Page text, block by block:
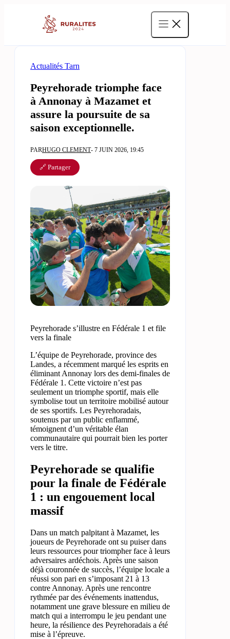
Actualités Tarn
Peyrehorade triomphe face
à Annonay à Mazamet et
assure la poursuite de sa
saison exceptionnelle.
PARHUGO CLEMENT- 7 JUIN 2026, 19:45
🔗 Partager
Peyrehorade s’illustre en Fédérale 1 et file
vers la finale
L’équipe de Peyrehorade, province des
Landes, a récemment marqué les esprits en
éliminant Annonay lors des demi-finales de
Fédérale 1. Cette victoire n’est pas
seulement un triomphe sportif, mais elle
symbolise tout un territoire mobilisé autour
de ses sportifs. Les Peyrehoradais,
soutenus par un public enflammé,
témoignent d’un véritable élan
communautaire qui pourrait bien les porter
vers le titre.
Peyrehorade se qualifie
pour la finale de Fédérale
1 : un engouement local
massif
Dans un match palpitant à Mazamet, les
joueurs de Peyrehorade ont su puiser dans
leurs ressources pour triompher face à leurs
adversaires ardéchois. Après une saison
déjà couronnée de succès, l’équipe locale a
réussi son pari en s’imposant 21 à 13
contre Annonay. Après une rencontre
rythmée par des événements inattendus,
notamment une grave blessure en milieu de
match qui a interrompu le jeu pendant une
heure, la résilience des Peyrehoradais a été
mise à l’épreuve.